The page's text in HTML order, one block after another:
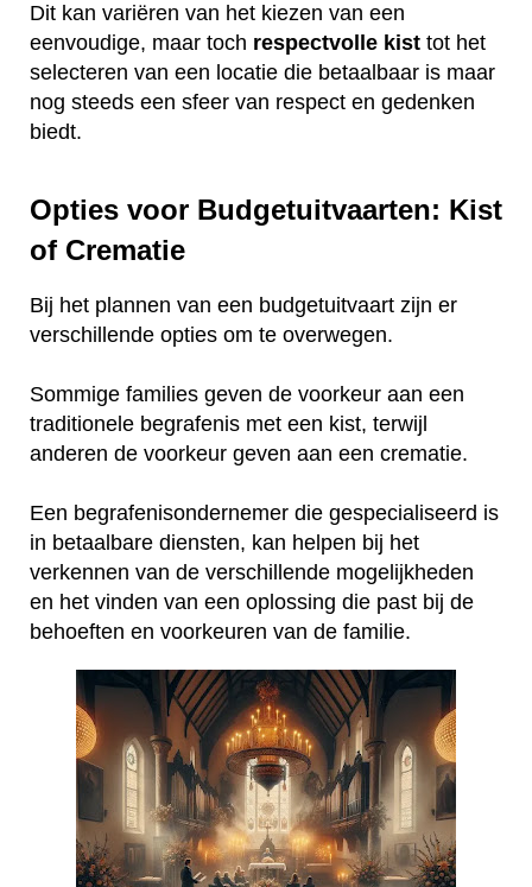
Dit kan variëren van het kiezen van een
eenvoudige, maar toch respectvolle kist tot het
selecteren van een locatie die betaalbaar is maar
nog steeds een sfeer van respect en gedenken
biedt.
Opties voor Budgetuitvaarten: Kist
of Crematie
Bij het plannen van een budgetuitvaart zijn er
verschillende opties om te overwegen.
Sommige families geven de voorkeur aan een
traditionele begrafenis met een kist, terwijl
anderen de voorkeur geven aan een crematie.
Een begrafenisondernemer die gespecialiseerd is
in betaalbare diensten, kan helpen bij het
verkennen van de verschillende mogelijkheden
en het vinden van een oplossing die past bij de
behoeften en voorkeuren van de familie.